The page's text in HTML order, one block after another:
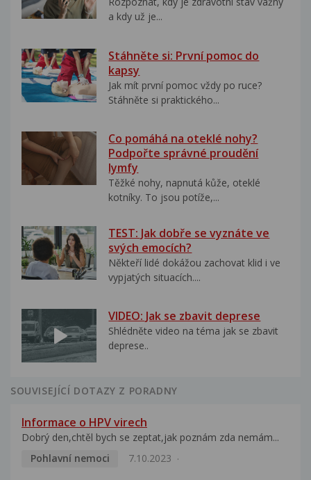
a kdy už je...
Stáhněte si: První pomoc do
kapsy
Jak mít první pomoc vždy po ruce?
Stáhněte si praktického...
Co pomáhá na oteklé nohy?
Podpořte správné proudění
lymfy
Těžké nohy, napnutá kůže, oteklé
kotníky. To jsou potíže,...
TEST: Jak dobře se vyznáte ve
svých emocích?
Někteří lidé dokážou zachovat klid i ve
vypjatých situacích....
VIDEO: Jak se zbavit deprese
Shlédněte video na téma jak se zbavit
deprese..
SOUVISEJÍCÍ DOTAZY Z PORADNY
Informace o HPV virech
Dobrý den,chtěl bych se zeptat,jak poznám zda nemám...
Pohlavní nemoci
7.10.2023